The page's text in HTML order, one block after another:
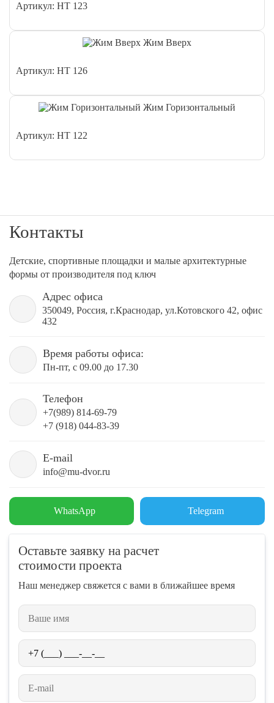
Артикул: HT 123
Жим Вверх
Артикул: HT 126
Жим Горизонтальный
Артикул: HT 122
Контакты
Детские, спортивные площадки и малые архитектурные
формы от производителя под ключ
Адрес офиса
350049, Россия, г.Краснодар, ул.Котовского 42, офис
432
Время работы офиса:
Пн-пт, с 09.00 до 17.30
Телефон
+7(989) 814-69-79
+7 (918) 044-83-39
E-mail
info@mu-dvor.ru
WhatsApp Telegram
Оставьте заявку на расчет
стоимости проекта
Наш менеджер свяжется с вами в ближайшее время